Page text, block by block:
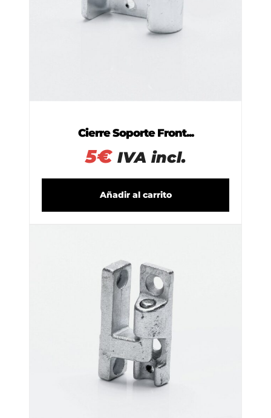
Cierre Soporte Front...
5€ IVA incl.
Añadir al carrito